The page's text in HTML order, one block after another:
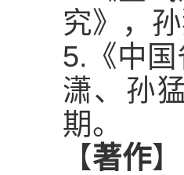
究》，
5. 《中
潇、孙
期。
【著作】